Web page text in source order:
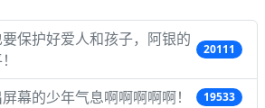
保护好爱人和孩子，阿银的
20111
幕的少年气息啊啊啊啊啊！ 19533